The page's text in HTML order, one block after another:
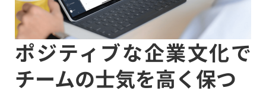
ポジティブな企業文化で
チームの士気を高く保つ